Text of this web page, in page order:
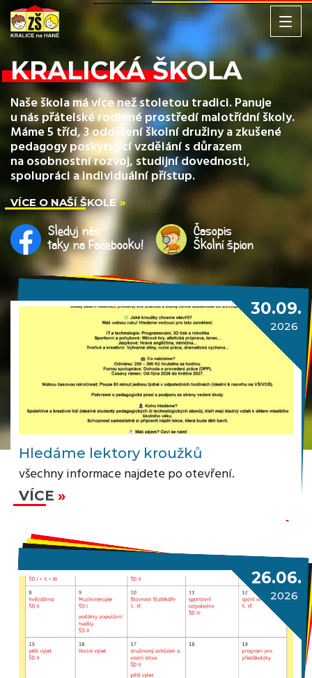
KRALICKÁ ŠKOLA
Naše škola má více než stoletou tradici. Panuje
u nás přátelské rodinné prostředí malotřídní školy.
Máme 5 tříd, 3 oddělení školní družiny a zkušené
pedagogy poskytující vzdělání s důrazem
na osobnostní rozvoj, studijní dovednosti,
spolupráci a individuální přístup.
VÍCE O NAŠÍ ŠKOLE
Sleduj nás
taky na Facebooku!
Časopis
Školní špion
30.09.
2026
Hledáme lektory kroužků
všechny informace najdete po otevření.
VÍCE
26.06.
2026